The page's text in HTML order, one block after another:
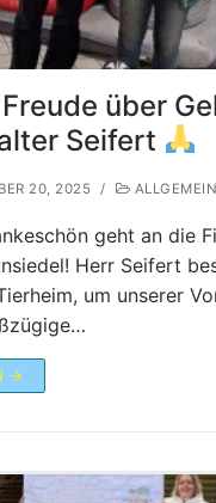
über
Seifert
20, 2025 / ALLGEMEIN
geht an die
Herr Seifert
um unserer
→